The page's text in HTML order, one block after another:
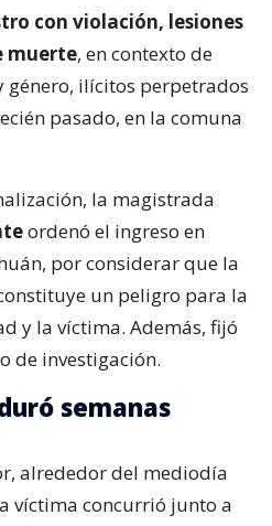
con violación, lesiones
muerte, en contexto de
ilícitos perpetrados
pasado, en la comuna
la magistrada
ordenó el ingreso en
por considerar que la
un peligro para la
y la víctima. Además, fijó
de investigación.
semanas
alrededor del mediodía
víctima concurrió junto a